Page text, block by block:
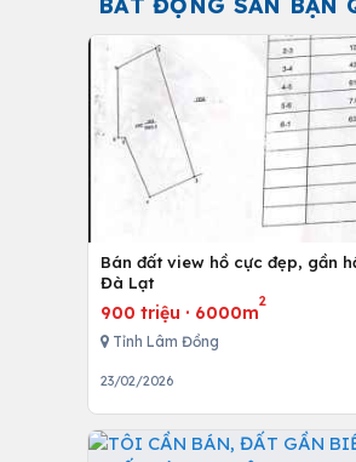
Bán đất view hồ cực đẹp, gần
Đà Lạt
900 triệu · 6000m
2
Tỉnh Lâm Đồng
23/02/2026